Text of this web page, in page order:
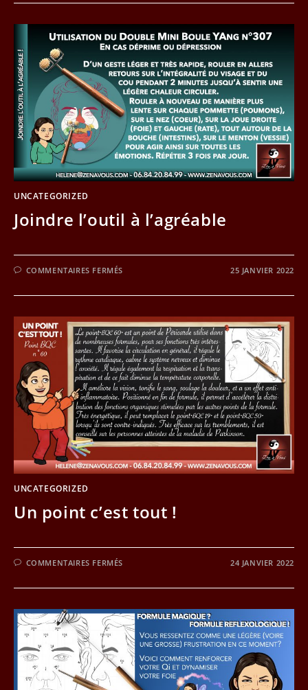
–
YIN
ET
LE
YANG
EN
DIEN
CHAN
UNCATEGORIZED
Joindre l’outil à l’agréable
COMMENTAIRES FERMÉS
À
25 JANVIER 2022
UNCATEGORIZED
Un point c’est tout !
COMMENTAIRES FERMÉS
C’EST
!
24 JANVIER 2022